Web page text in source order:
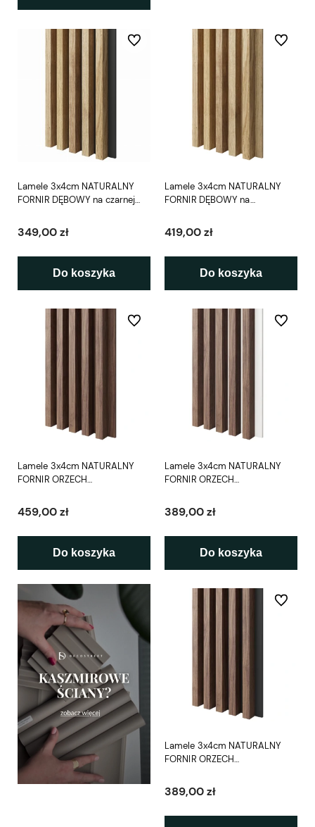
Lamele 3x4cm NATURALNY
FORNIR DĘBOWY na czarnej
349,00 zł
Do koszyka
Do ulubionych
Lamele 3x4cm NATURALNY
FORNIR DĘBOWY na
419,00 zł
Do koszyka
Do
Lamele 3x4cm NATURALNY
FORNIR ORZECH
płycie L3D
459,00 zł
Do koszyka
Do ulubionych
Lamele 3x4cm NATURALNY
FORNIR ORZECH
L3D
389,00 zł
Do koszyka
Do
Lamele 3x4cm NATURALNY
FORNIR ORZECH
płycie L3D
389,00 zł
Do